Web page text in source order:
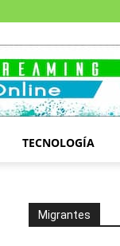
TECNOLOGÍA
Migrantes